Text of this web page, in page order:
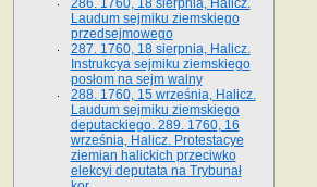
286. 1760, 18 sierpnia, Halicz.
Laudum sejmiku ziemskiego
przedsejmowego
287. 1760, 18 sierpnia, Halicz.
Instrukcya sejmiku ziemskiego
posłom na sejm walny
288. 1760, 15 września, Halicz.
Laudum sejmiku ziemskiego
deputackiego. 289. 1760, 16
września, Halicz. Protestacye
ziemian halickich przeciwko
elekcyi deputata na Trybunał